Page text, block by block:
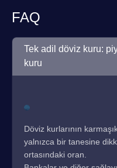
FAQ
Tek adil döviz kuru:
kuru
Döviz kurlarının
yalnızca bir tanesine
ortasındaki oran.